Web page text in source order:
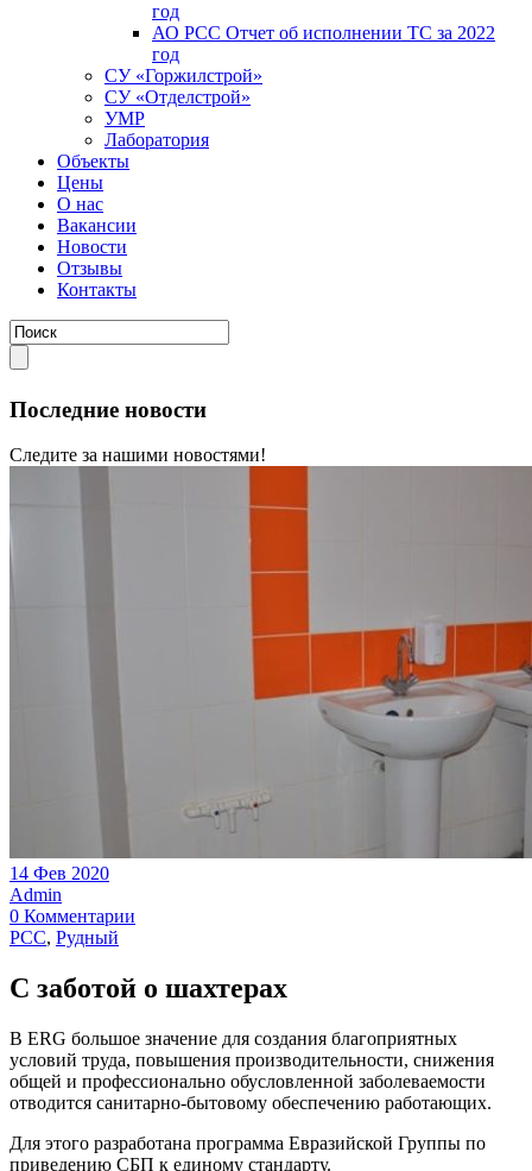
год
АО РСС Отчет об исполнении ТС за 2022
год
СУ «Горжилстрой»
СУ «Отделстрой»
УМР
Лаборатория
Объекты
Цены
О нас
Вакансии
Новости
Отзывы
Контакты
Последние новости
Следите за нашими новостями!
14 Фев 2020
Admin
0 Комментарии
РСС, Рудный
С заботой о шахтерах
В ERG большое значение для создания благоприятных
условий труда, повышения производительности, снижения
общей и профессионально обусловленной заболеваемости
отводится санитарно-бытовому обеспечению работающих.
Для этого разработана программа Евразийской Группы по
приведению СБП к единому стандарту.